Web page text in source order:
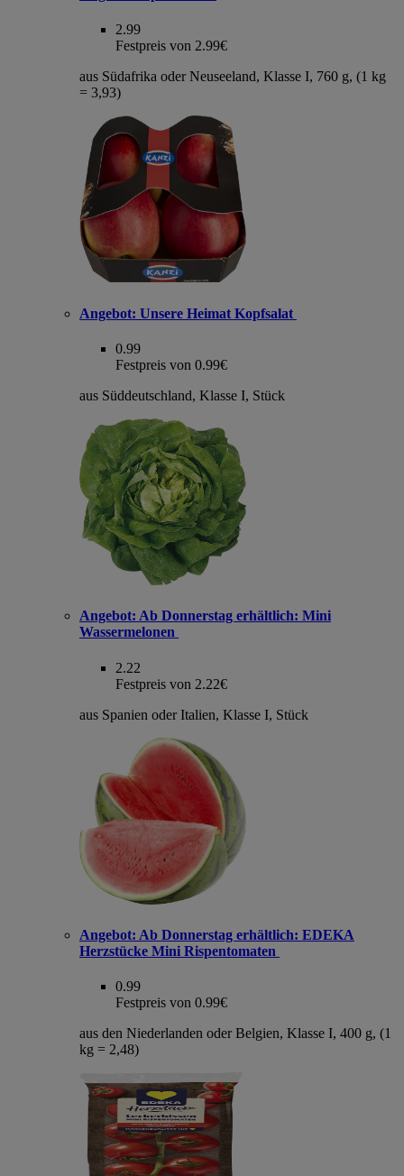
2.99
Festpreis von 2.99€
aus Südafrika oder Neuseeland, Klasse I, 760 g, (1 kg
= 3,93)
Angebot: Unsere Heimat Kopfsalat
0.99
Festpreis von 0.99€
aus Süddeutschland, Klasse I, Stück
Angebot: Ab Donnerstag erhältlich: Mini
Wassermelonen
2.22
Festpreis von 2.22€
aus Spanien oder Italien, Klasse I, Stück
Angebot: Ab Donnerstag erhältlich: EDEKA
Herzstücke Mini Rispentomaten
0.99
Festpreis von 0.99€
aus den Niederlanden oder Belgien, Klasse I, 400 g, (1
kg = 2,48)